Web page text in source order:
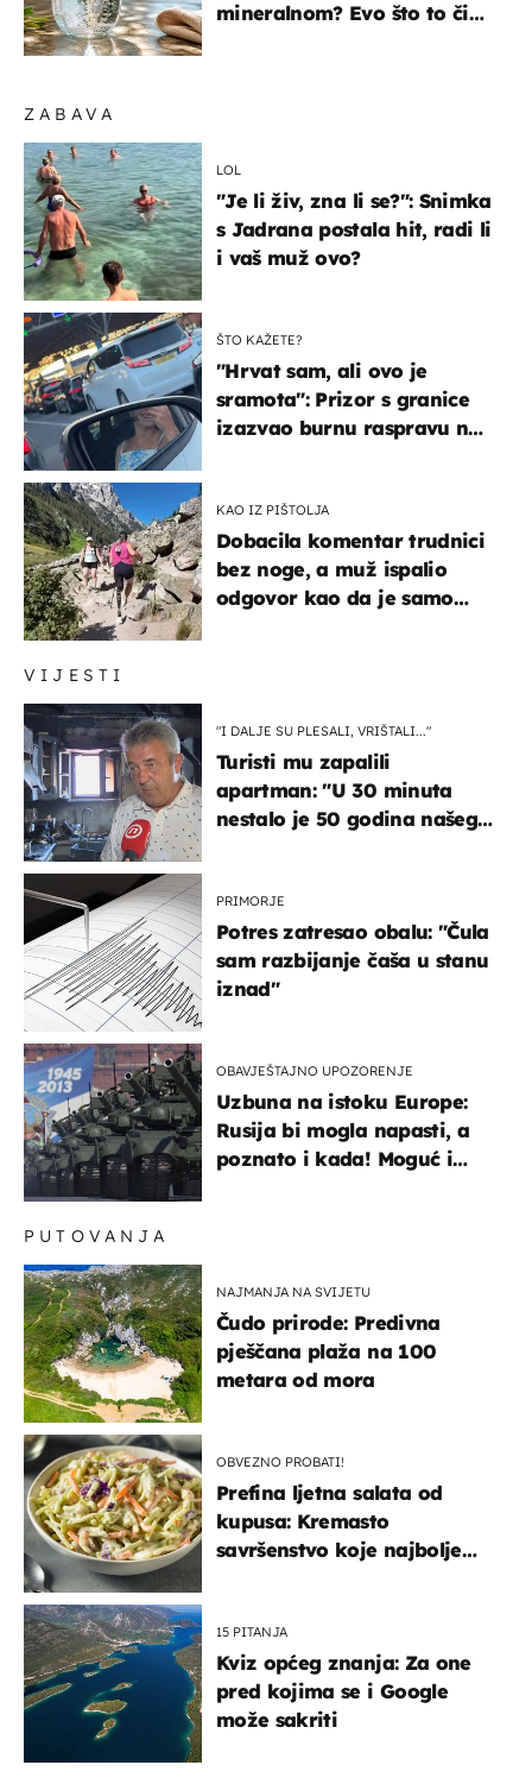
VIJESTI
"I DALJE SU PLESALI, VRIŠTALI..."
Turisti mu zapalili
apartman: "U 30 minuta
nestalo je 50 godina našeg
PRIMORJE
Potres zatresao obalu: "Čula
sam razbijanje čaša u stanu
iznad"
OBAVJEŠTAJNO UPOZORENJE
Uzbuna na istoku Europe:
Rusija bi mogla napasti, a
poznato i kada! Moguć i
ZABAVA
LOL
"Je li živ, zna li se?": Snimka
s Jadrana postala hit, radi li
i vaš muž ovo?
ŠTO KAŽETE?
"Hrvat sam, ali ovo je
sramota": Prizor s granice
izazvao burnu raspravu na
KAO IZ PIŠTOLJA
Dobacila komentar trudnici
bez noge, a muž ispalio
odgovor kao da je samo
PUTOVANJA
NAJMANJA NA SVIJETU
Čudo prirode: Predivna
pješčana plaža na 100
metara od mora
OBVEZNO PROBATI!
Prefina ljetna salata od
kupusa: Kremasto
savršenstvo koje najbolje
15 PITANJA
Kviz općeg znanja: Za one
pred kojima se i Google
može sakriti
mineralnom? Evo što to čini